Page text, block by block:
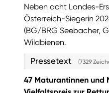
Neben acht Landes-
Österreich-Siegerin
(BG/BRG Seebacher,
Wildbienen.
Pressetext (7329
47 Maturantinnen und